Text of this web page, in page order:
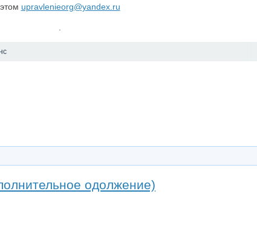
этом upravlenieorg@yandex.ru
одолжение)